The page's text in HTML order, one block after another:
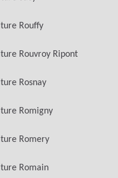
Rouffy
Rouvroy Ripont
Rosnay
Romigny
Romery
Romain